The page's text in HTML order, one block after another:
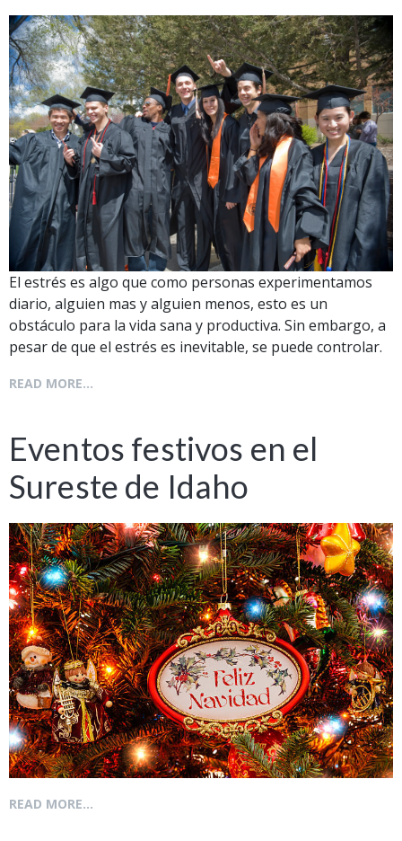
El estrés es algo que como personas experimentamos
diario, alguien mas y alguien menos, esto es un
obstáculo para la vida sana y productiva. Sin embargo, a
pesar de que el estrés es inevitable, se puede controlar.
READ MORE...
Eventos festivos en el
Sureste de Idaho
READ MORE...